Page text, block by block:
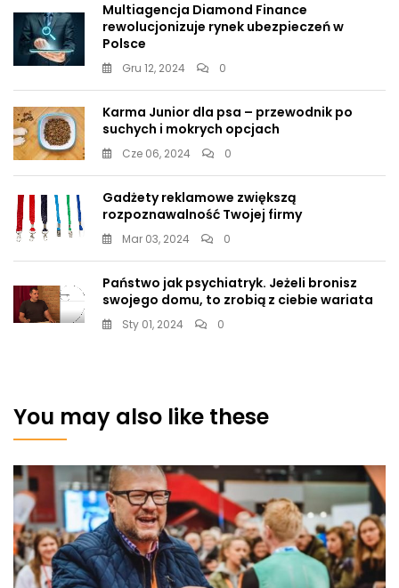
Multiagencja Diamond Finance
rewolucjonizuje rynek ubezpieczeń w
Polsce
Gru 12, 2024 0
Karma Junior dla psa – przewodnik po
suchych i mokrych opcjach
Cze 06, 2024 0
Gadżety reklamowe zwiększą
rozpoznawalność Twojej firmy
Mar 03, 2024 0
Państwo jak psychiatryk. Jeżeli bronisz
swojego domu, to zrobią z ciebie wariata
Sty 01, 2024 0
You may also like these